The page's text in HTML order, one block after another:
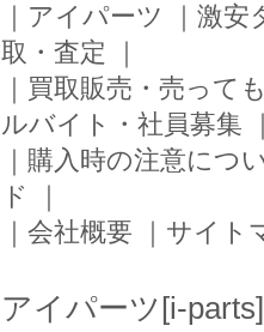
｜ アイパーツ ｜ 激安
取・査定 ｜
｜ 買取販売・売って
ルバイト・社員募集
｜ 購入時の注意につ
ド
｜
｜ 会社概要 ｜ サイト
アイパーツ[i-